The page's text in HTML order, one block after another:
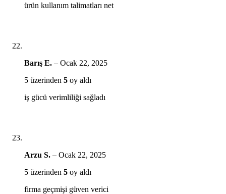
ürün kullanım talimatları net
Barış E. – Ocak 22, 2025
5 üzerinden 5 oy aldı
iş gücü verimliliği sağladı
Arzu S. – Ocak 22, 2025
5 üzerinden 5 oy aldı
firma geçmişi güven verici